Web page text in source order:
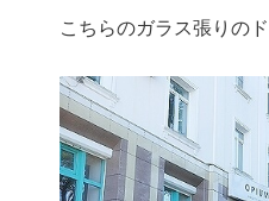
こちらのガラス張りの